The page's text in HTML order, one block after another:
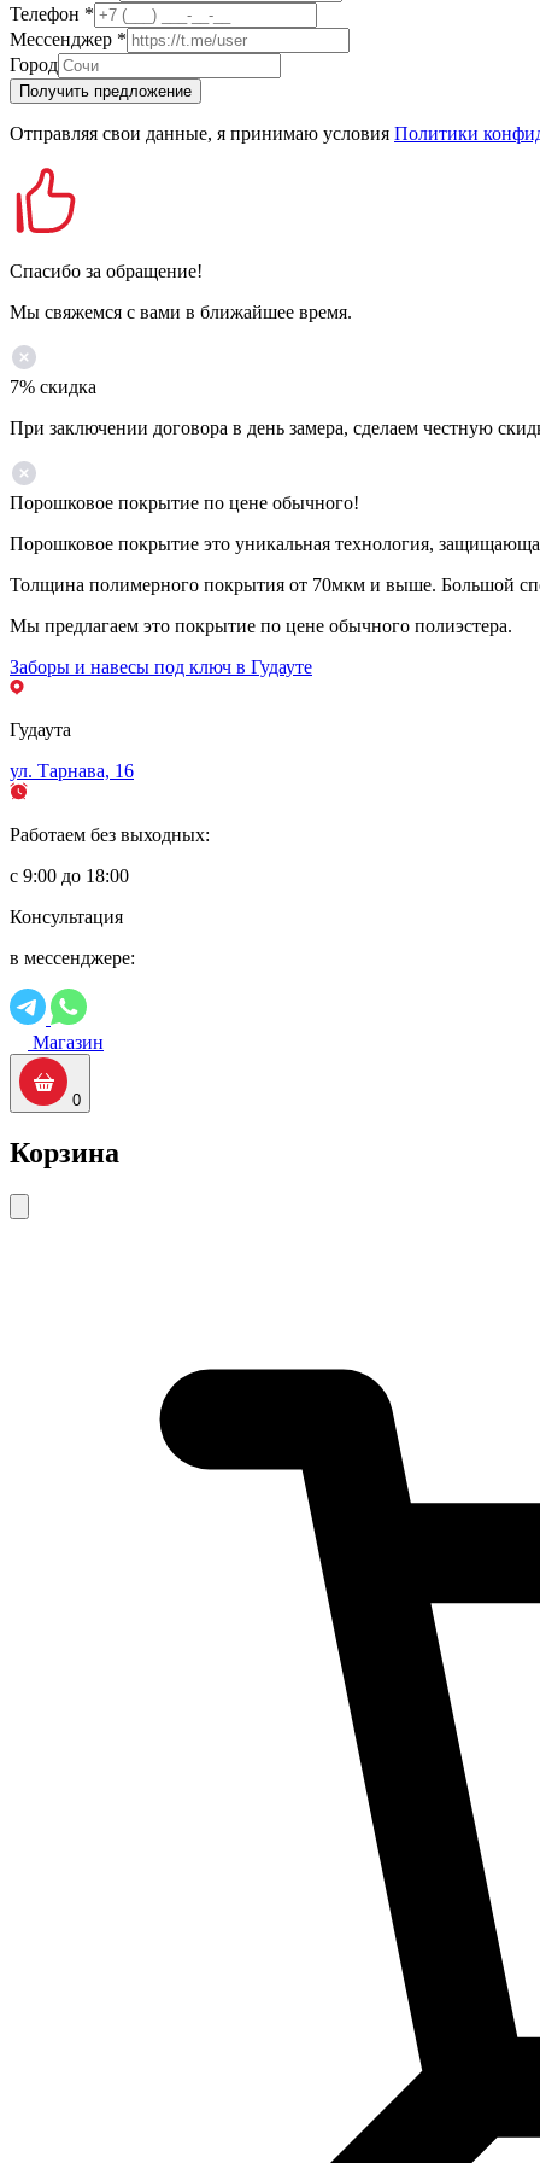
Телефон *
Мессенджер *
Город
Получить предложение
Отправляя свои данные, я принимаю условия Политики
Спасибо за обращение!
Мы свяжемся с вами в ближайшее время.
7% скидка
При заключении договора в день замера, сделаем честную
Порошковое покрытие по цене обычного!
Порошковое покрытие это уникальная технология,
Толщина полимерного покрытия от 70мкм и выше. Большой
Мы предлагаем это покрытие по цене обычного полиэстера.
Заборы и навесы под ключ в Гудауте
Гудаута
ул. Тарнава, 16
Работаем без выходных:
с 9:00 до 18:00
Консультация
в мессенджере:
Магазин
0
Корзина